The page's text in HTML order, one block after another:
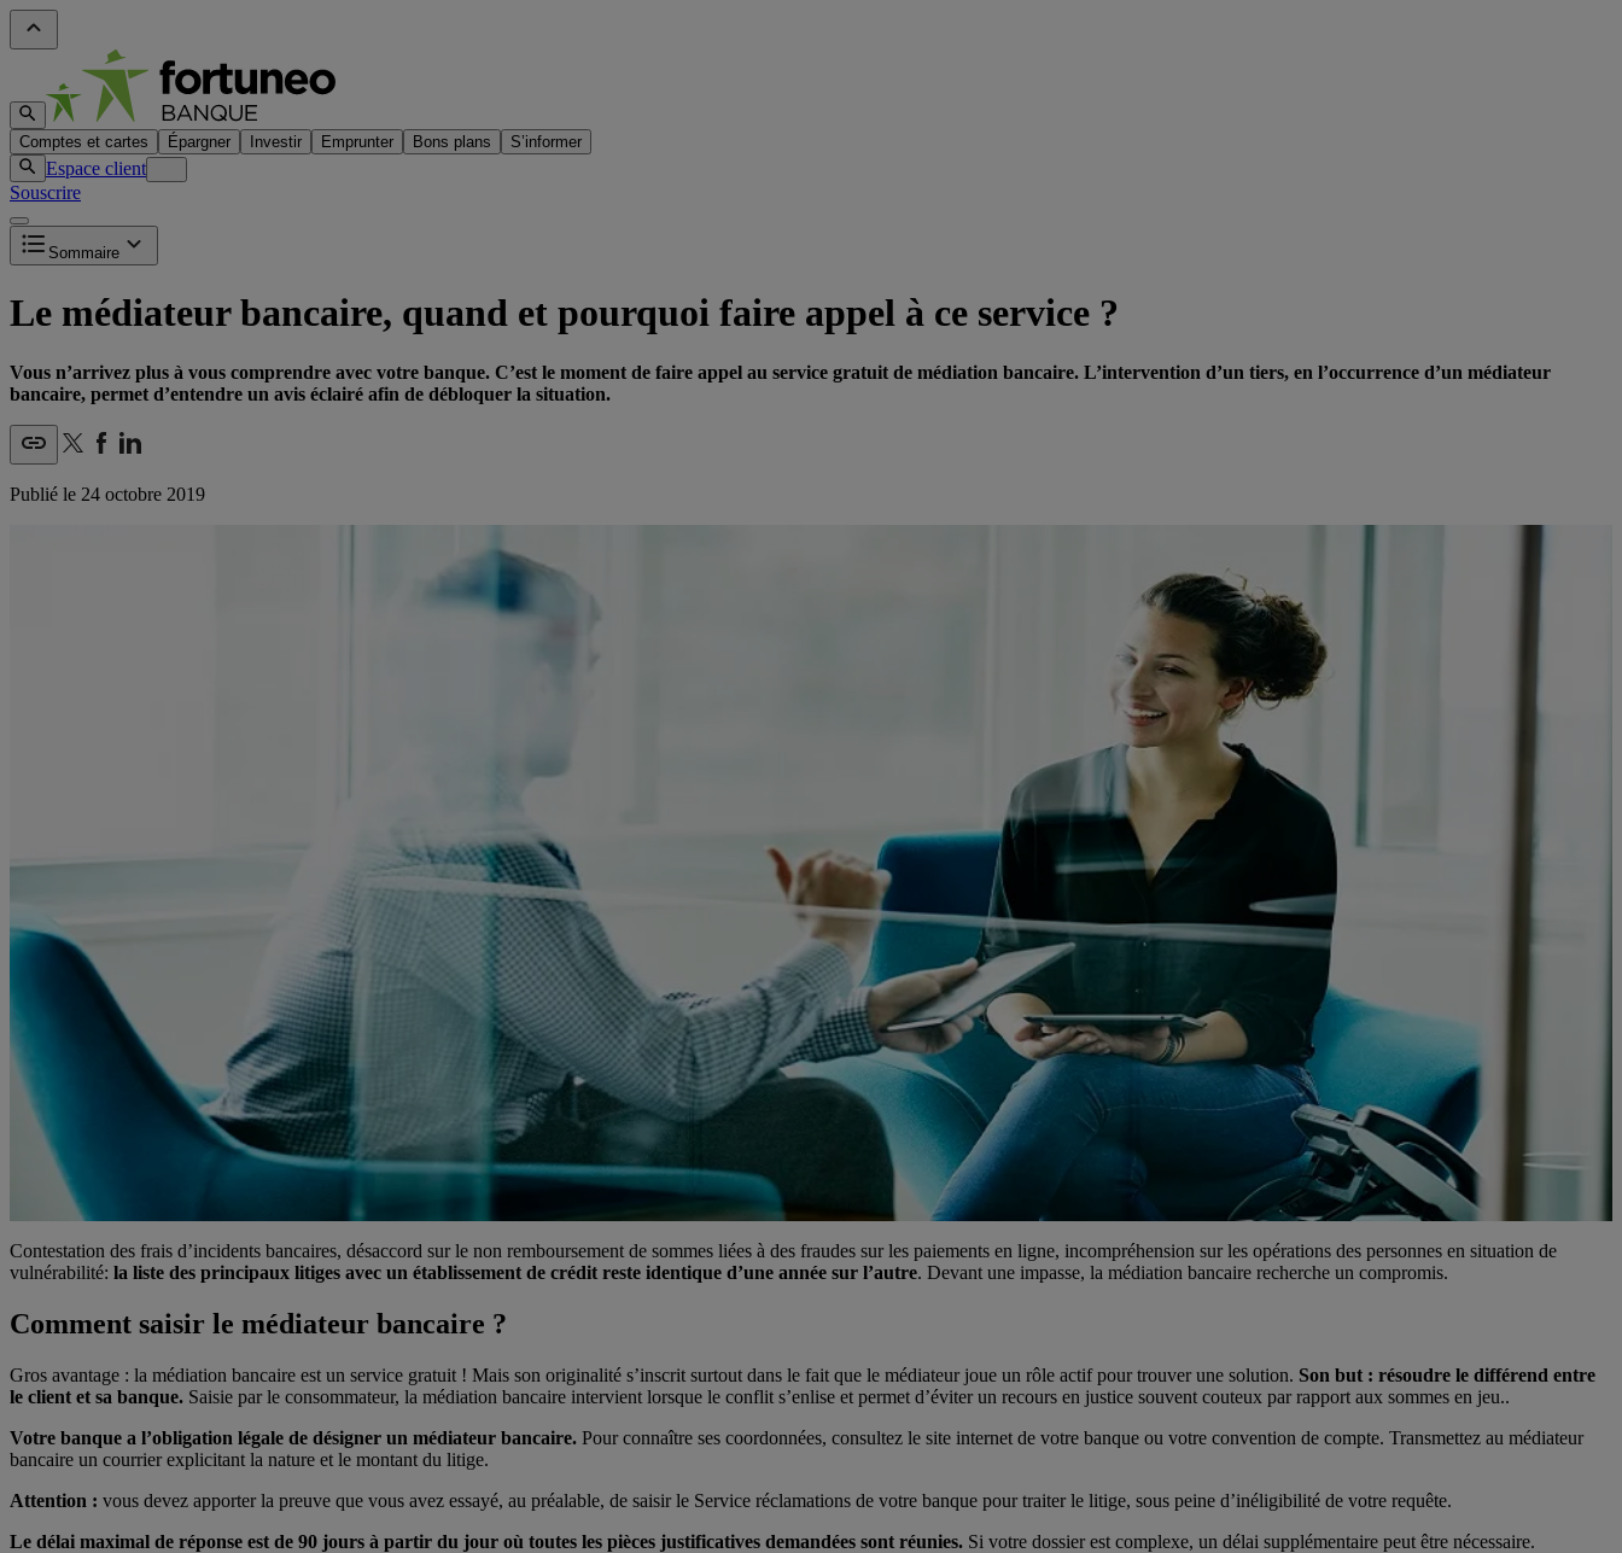
Comptes et cartes Épargner Investir Emprunter Bons plans S’informer
Espace client
Souscrire
Sommaire
Le médiateur bancaire, quand et pourquoi faire appel à ce service ?
Vous n’arrivez plus à vous comprendre avec votre banque. C’est le moment de faire appel au service gratuit de médiation bancaire. L’intervention d’un tiers, en l’occurrence d’un médiateur
bancaire, permet d’entendre un avis éclairé afin de débloquer la situation.
Publié le 24 octobre 2019
Contestation des frais d’incidents bancaires, désaccord sur le non remboursement de sommes liées à des fraudes sur les paiements en ligne, incompréhension sur les opérations des personnes en situation de
vulnérabilité: la liste des principaux litiges avec un établissement de crédit reste identique d’une année sur l’autre. Devant une impasse, la médiation bancaire recherche un compromis.
Comment saisir le médiateur bancaire ?
Gros avantage : la médiation bancaire est un service gratuit ! Mais son originalité s’inscrit surtout dans le fait que le médiateur joue un rôle actif pour trouver une solution. Son but : résoudre le différend entre
le client et sa banque. Saisie par le consommateur, la médiation bancaire intervient lorsque le conflit s’enlise et permet d’éviter un recours en justice souvent couteux par rapport aux sommes en jeu..
Votre banque a l’obligation légale de désigner un médiateur bancaire. Pour connaître ses coordonnées, consultez le site internet de votre banque ou votre convention de compte. Transmettez au médiateur
bancaire un courrier explicitant la nature et le montant du litige.
Attention : vous devez apporter la preuve que vous avez essayé, au préalable, de saisir le Service réclamations de votre banque pour traiter le litige, sous peine d’inéligibilité de votre requête.
Le délai maximal de réponse est de 90 jours à partir du jour où toutes les pièces justificatives demandées sont réunies. Si votre dossier est complexe, un délai supplémentaire peut être nécessaire.